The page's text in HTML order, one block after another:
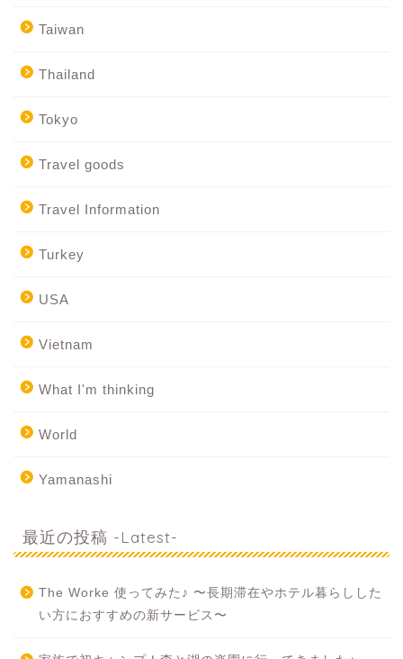
Taiwan
Thailand
Tokyo
Travel goods
Travel Information
Turkey
USA
Vietnam
What I'm thinking
World
Yamanashi
最近の投稿 -Latest-
The Worke 使ってみた♪ 〜長期滞在やホテル暮らしした
い方におすすめの新サービス〜